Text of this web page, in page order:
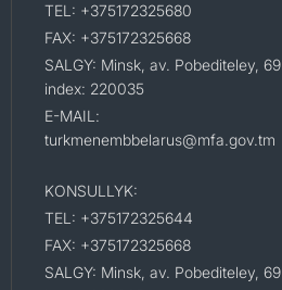
TEL: +375172325680
FAX: +375172325668
SALGY: Minsk, av. Pobediteley, 69
index: 220035
E-MAIL:
turkmenembbelarus@mfa.gov.tm
KONSULLYK:
TEL: +375172325644
FAX: +375172325668
SALGY: Minsk, av. Pobediteley, 69